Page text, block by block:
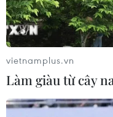
Chủ một cơ sở cho
gần Tết Nguyên đán,
tháng mới có xe để
vietnamplus.vn
Làm giàu từ cây